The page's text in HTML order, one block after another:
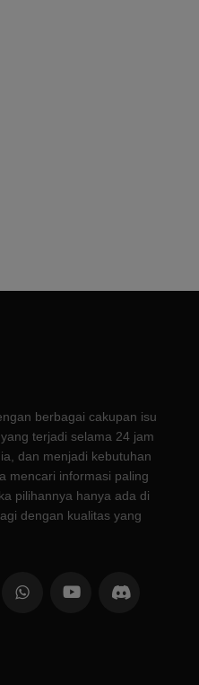
berbagai cakupan isu
terjadi selama 24 jam
dan menjadi kebutuhan
mencari informasi paling
pilihannya hanya ada di
dengan kualitas yang